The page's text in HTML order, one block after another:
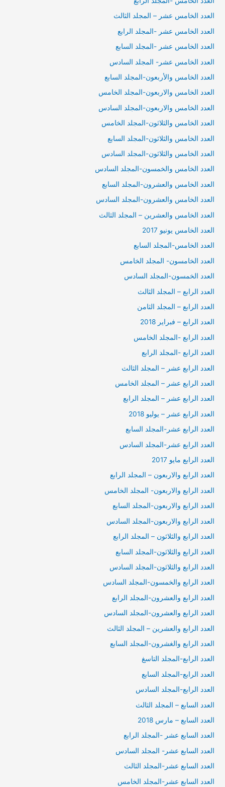
العدد الخامس عشر – المجلد الثالث
العدد الخامس عشر -المجلد الرابع
العدد الخامس عشر -المجلد السابع
العدد الخامس عشر- المجلد السادس
العدد الخامس والأربعون-المجلد السابع
العدد الخامس والاربعون-المجلد الخامس
العدد الخامس والاربعون-المجلد السادس
العدد الخامس والثلاثون-المجلد الخامس
العدد الخامس والثلاثون-المجلد السابع
العدد الخامس والثلاثون-المجلد السادس
العدد الخامس والخمسون-المجلد السادس
العدد الخامس والعشرون-المجلد السابع
العدد الخامس والعشرون-المجلد السادس
العدد الخامس والعشرين – المجلد الثالث
العدد الخامس يونيو 2017
العدد الخامس-المجلد السابع
العدد الخامسون- المجلد الخامس
العدد الخمسون-المجلد السادس
العدد الرابع – المجلد الثالث
العدد الرابع – المجلد الثامن
العدد الرابع – فبراير 2018
العدد الرابع -المجلد الخامس
العدد الرابع -المجلد الرابع
العدد الرابع عشر – المجلد الثالث
العدد الرابع عشر – المجلد الخامس
العدد الرابع عشر – المجلد الرابع
العدد الرابع عشر – يوليو 2018
العدد الرابع عشر-المجلد السابع
العدد الرابع عشر-المجلد السادس
العدد الرابع مايو 2017
العدد الرابع والاربعون – المجلد الرابع
العدد الرابع والاربعون- المجلد الخامس
العدد الرابع والاربعون-المجلد السابع
العدد الرابع والاربعون-المجلد السادس
العدد الرابع والثلاثون – المجلد الرابع
العدد الرابع والثلاثون-المجلد السابع
العدد الرابع والثلاثون-المجلد السادس
العدد الرابع والخمسون-المجلد السادس
العدد الرابع والعشرون-المجلد الرابع
العدد الرابع والعشرون-المجلد السادس
العدد الرابع والعشرين – المجلد الثالث
العدد الرابع والغشرون-المجلد السابع
العدد الرابع-المجلد التاسغ
العدد الرابع-المجلد السابع
العدد الرابع-المجلد السادس
العدد السابع – المجلد الثالث
العدد السابع – مارس 2018
العدد السابع عشر -المجلد الرابع
العدد السابع عشر- المجلد السادس
العدد السابع عشر-المجلد الثالث
العدد السابع عشر-المجلد الخامس